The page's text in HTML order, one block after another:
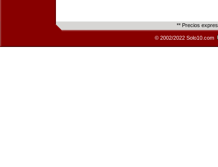
** Precios
© 2002/2022 Solo10.com